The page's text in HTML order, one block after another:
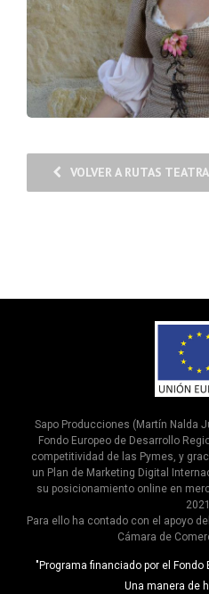
VOLVER A RUTAS
Sapo Producciones (Martín Nalda
Fondo Europeo de Desarrollo
competitividad de las Pymes, y
un Plan de Marketing Digital
su posicionamiento online en
2021.
Para ello ha contado con el apoyo
Cámara de
"Programa financiado por el Fondo
Una manera de